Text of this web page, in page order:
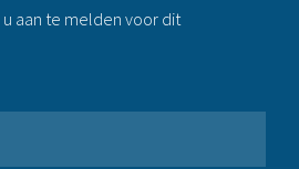
aan te melden voor dit